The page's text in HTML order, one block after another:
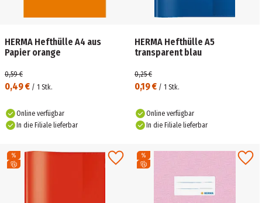
HERMA Hefthülle A4 aus
Papier orange
0,49 € / 1 Stk.
0,59 €
Online verfügbar
In die Filiale lieferbar
HERMA Hefthülle A5
transparent blau
0,19 € / 1 Stk.
0,25 €
Online verfügbar
In die Filiale lieferbar